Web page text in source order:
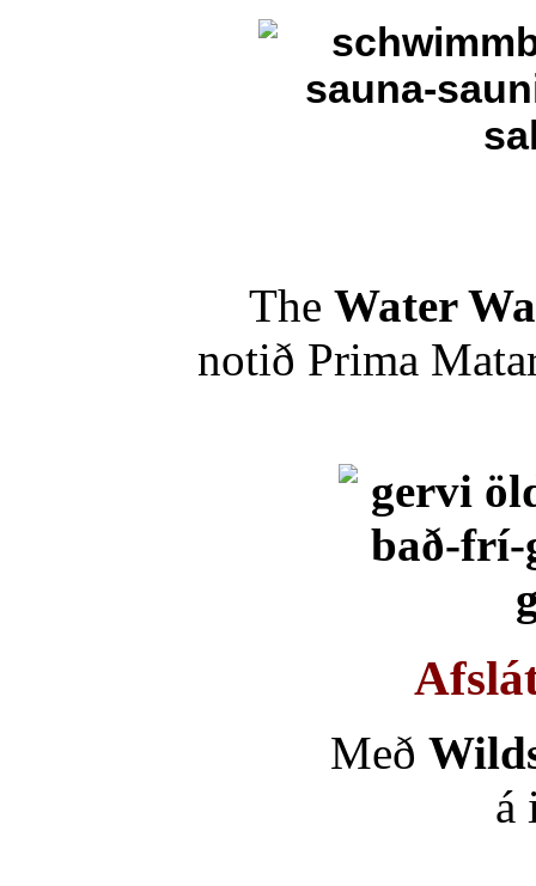
The Water
notið Prima
Með
á